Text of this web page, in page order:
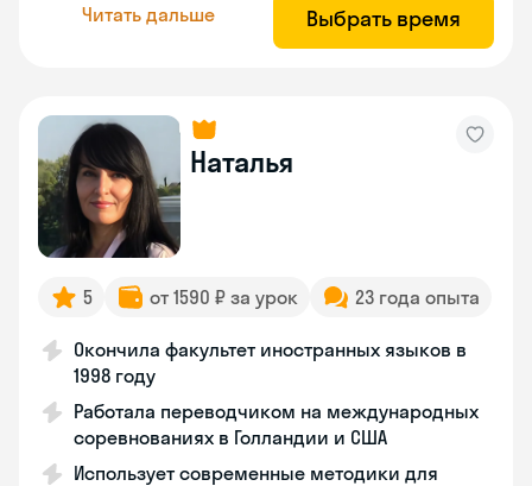
Читать дальше Выбрать время
Наталья
5 от 1590 ₽ за урок 23 года опыта
Окончила факультет иностранных языков в
1998 году
Работала переводчиком на международных
соревнованиях в Голландии и США
Использует современные методики для